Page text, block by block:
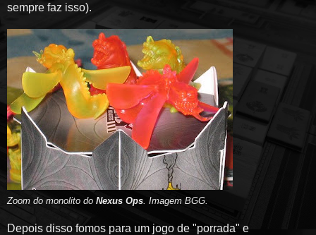
sempre faz isso).
Zoom do monolito do Nexus Ops . Imagem BGG.
Depois disso fomos para um jogo de "porrada" e